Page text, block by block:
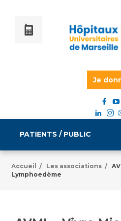
Je
PATIENTS / PUBLIC
Informations
Égalité
Emploi / formation
Accueil / Les associations /
Lymphoedème